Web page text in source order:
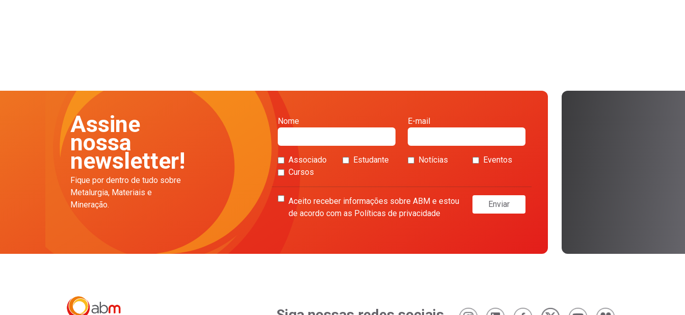
Assine
nossa
newsletter!
Fique por dentro de tudo sobre
Metalurgia, Materiais e
Mineração.
Nome E-mail
Associado Estudante Notícias
Eventos
Cursos
Aceito receber informações sobre ABM e estou
de acordo com as Políticas de privacidade
Enviar